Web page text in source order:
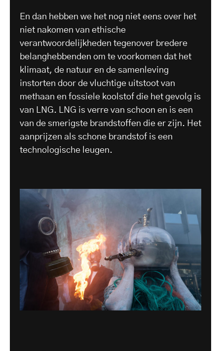
En dan hebben we het nog niet eens over het
niet nakomen van ethische
verantwoordelijkheden tegenover bredere
belanghebbenden om te voorkomen dat het
klimaat, de natuur en de samenleving
instorten door de vluchtige uitstoot van
methaan en fossiele koolstof die het gevolg is
van LNG. LNG is verre van schoon en is een
van de smerigste brandstoffen die er zijn. Het
aanprijzen als schone brandstof is een
technologische leugen.